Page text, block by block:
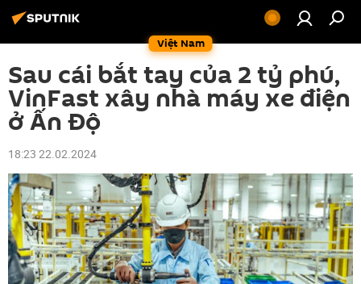
Việt Nam
Sau cái bắt tay của 2 tỷ phú,
VinFast xây nhà máy xe điện
ở Ấn Độ
18:23 22.02.2024